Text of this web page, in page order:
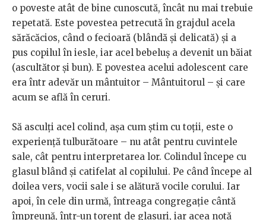
o poveste atât de bine cunoscută, încât nu mai trebuie
repetată. Este povestea petrecută în grajdul acela
sărăcăcios, când o fecioară (blândă și delicată) și a
pus copilul în iesle, iar acel bebeluș a devenit un băiat
(ascultător și bun). E povestea acelui adolescent care
era într adevăr un mântuitor – Mântuitorul – și care
acum se află în ceruri.
Să asculți acel colind, așa cum știm cu toții, este o
experiență tulburătoare – nu atât pentru cuvintele
sale, cât pentru interpretarea lor. Colindul începe cu
glasul blând și catifelat al copilului. Pe când începe al
doilea vers, vocii sale i se alătură vocile corului. Iar
apoi, în cele din urmă, întreaga congregație cântă
împreună, într-un torent de glasuri, iar acea notă